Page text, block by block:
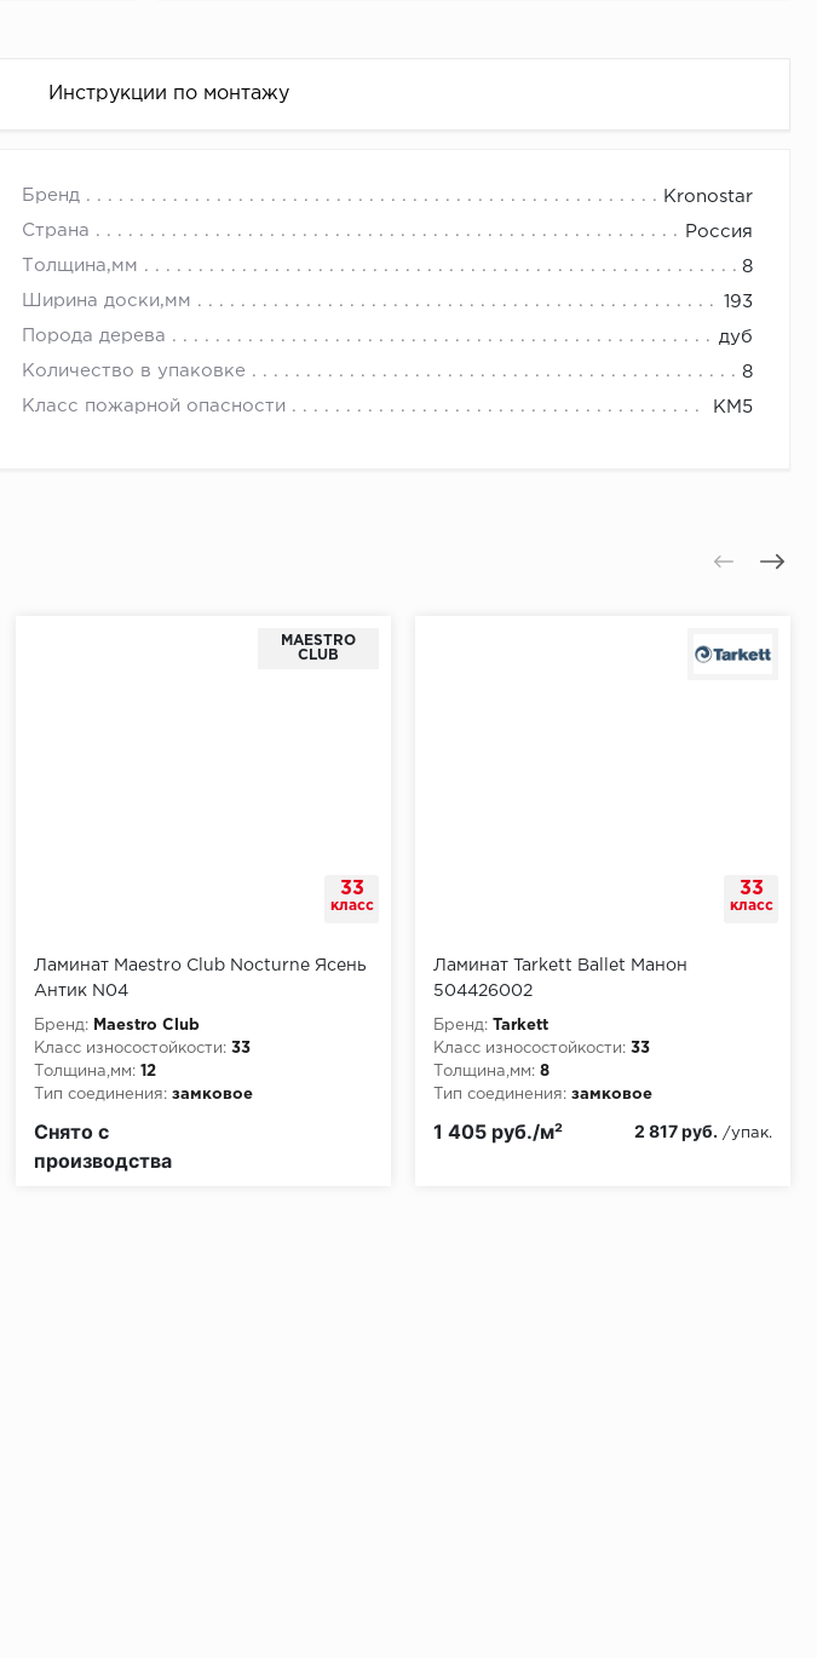
Инструкции по монтажу
Бренд Kronostar
Страна Россия
Толщина,мм 8
Ширина доски,мм 193
Порода дерева дуб
Количество в упаковке 8
Класс пожарной опасности КМ5
33
класс
MAESTRO
CLUB
Ламинат Maestro Club Nocturne Ясень
Антик N04
Бренд:
Maestro Club
Класс износостойкости: 33
Толщина,мм: 12
Тип соединения: замковое
Снято с
производства
33
класс
Ламинат Tarkett Ballet Манон
504426002
Бренд:
Tarkett
Класс износостойкости: 33
Толщина,мм: 8
Тип соединения: замковое
1 405 руб./м² 2 817 руб. /упак.